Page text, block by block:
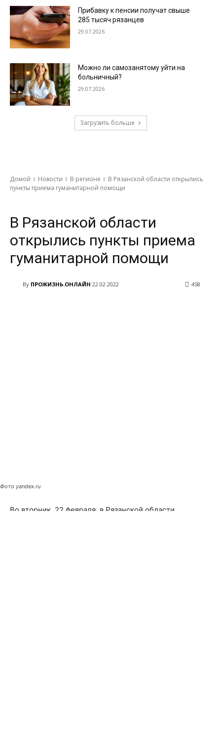
Прибавку к пенсии получат свыше
285 тысяч рязанцев
29.07.2026
Можно ли самозанятому уйти на
больничный?
29.07.2026
Загрузить больше